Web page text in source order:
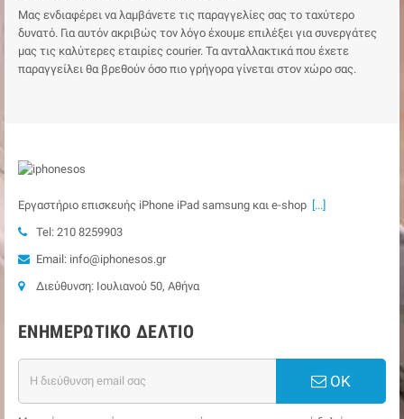
Μας ενδιαφέρει να λαμβάνετε τις παραγγελίες σας το ταχύτερο
δυνατό. Για αυτόν ακριβώς τον λόγο έχουμε επιλέξει για συνεργάτες
μας τις καλύτερες εταιρίες courier. Τα ανταλλακτικά που έχετε
παραγγείλει θα βρεθούν όσο πιο γρήγορα γίνεται στον χώρο σας.
Εργαστήριο επισκευής iPhone iPad samsung και e-shop [...]
Tel: 210 8259903
Email: info@iphonesos.gr
Διεύθυνση: Ιουλιανού 50, Αθήνα
ΕΝΗΜΕΡΩΤΙΚΌ ΔΕΛΤΊΟ
ΟΚ